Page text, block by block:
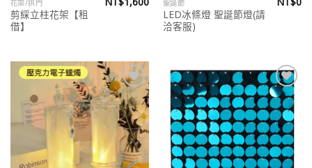
花架/拱門
剪綵立柱花架【租
借】
聖誕節
LED冰條燈 聖誕節燈(請
洽客服)
Add to
wishlist
Add to
wishlist